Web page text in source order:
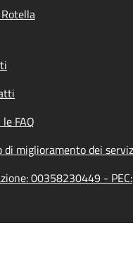
FAQ
di miglioramento dei
00358230449 - PEC: